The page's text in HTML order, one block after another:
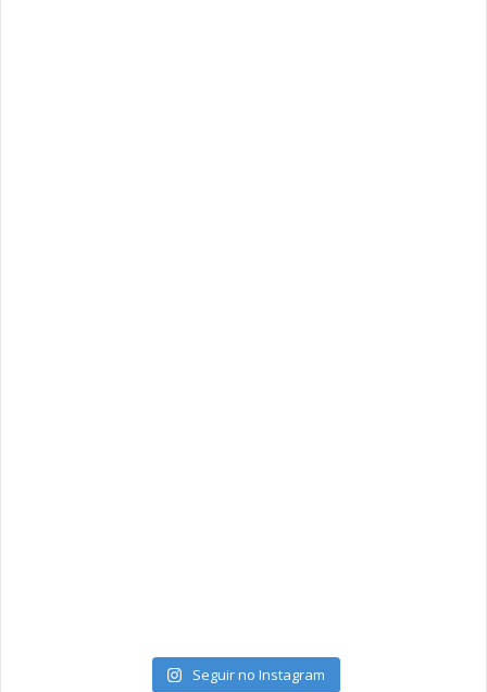
Seguir no Instagram